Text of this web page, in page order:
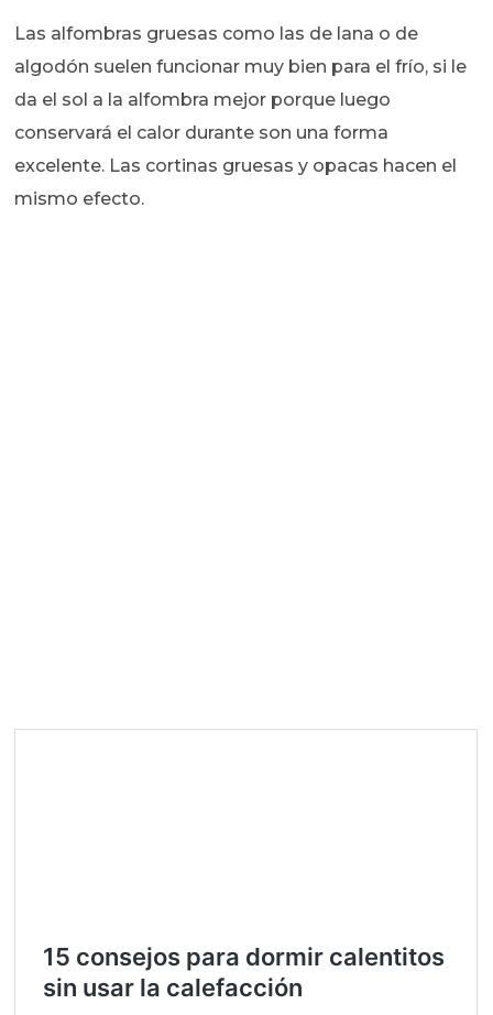
Las alfombras gruesas como las de lana o de
algodón suelen funcionar muy bien para el frío, si le
da el sol a la alfombra mejor porque luego
conservará el calor durante son una forma
excelente. Las cortinas gruesas y opacas hacen el
mismo efecto.